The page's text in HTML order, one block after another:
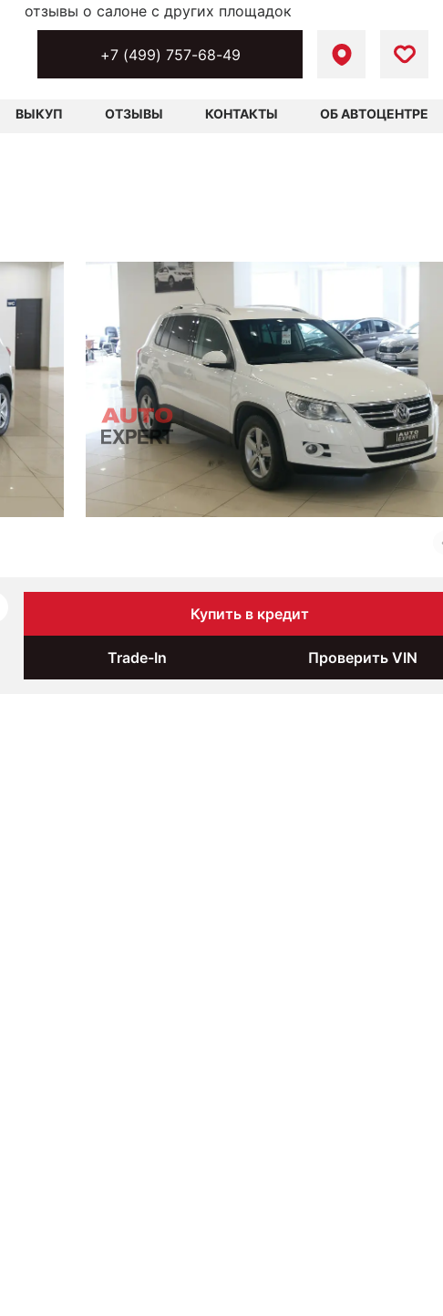
+7 (499) 757-68-49
ВЫКУП ОТЗЫВЫ КОНТАКТЫ ОБ АВТОЦЕНТРЕ
отзывы о салоне с других площадок
Купить в кредит
Trade-In Проверить VIN